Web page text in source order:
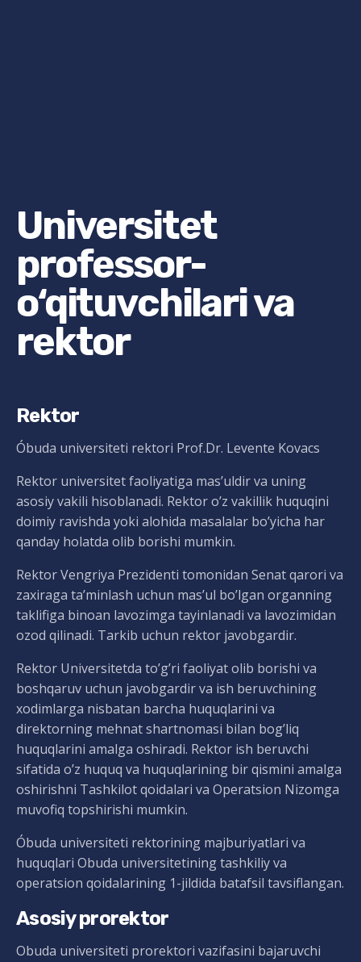
Universitet
professor-
o‘qituvchilari va
rektor
Rektor
Óbuda universiteti rektori Prof.Dr. Levente Kovacs
Rektor universitet faoliyatiga mas’uldir va uning
asosiy vakili hisoblanadi. Rektor o’z vakillik huquqini
doimiy ravishda yoki alohida masalalar bo’yicha har
qanday holatda olib borishi mumkin.
Rektor Vengriya Prezidenti tomonidan Senat qarori va
zaxiraga ta’minlash uchun mas’ul bo’lgan organning
taklifiga binoan lavozimga tayinlanadi va lavozimidan
ozod qilinadi. Tarkib uchun rektor javobgardir.
Rektor Universitetda to’g’ri faoliyat olib borishi va
boshqaruv uchun javobgardir va ish beruvchining
xodimlarga nisbatan barcha huquqlarini va
direktorning mehnat shartnomasi bilan bog’liq
huquqlarini amalga oshiradi. Rektor ish beruvchi
sifatida o’z huquq va huquqlarining bir qismini amalga
oshirishni Tashkilot qoidalari va Operatsion Nizomga
muvofiq topshirishi mumkin.
Óbuda universiteti rektorining majburiyatlari va
huquqlari Obuda universitetining tashkiliy va
operatsion qoidalarining 1-jildida batafsil tavsiflangan.
Asosiy prorektor
Obuda universiteti prorektori vazifasini bajaruvchi